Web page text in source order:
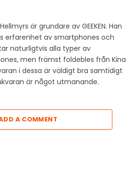
är grundare av GEEKEN. Han
erfarenhet av smartphones och
naturligtvis alla typer av
men främst foldebles från Kina
i dessa är väldigt bra samtidigt
är något utmanande.
A COMMENT